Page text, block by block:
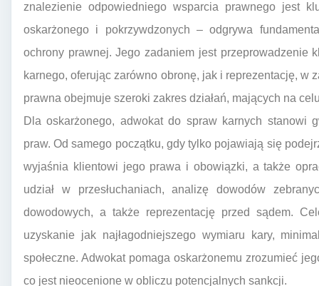
znalezienie odpowiedniego wsparcia prawnego jest
oskarżonego i pokrzywdzonych – odgrywa
ochrony prawnej. Jego zadaniem jest przeprowadzenie
karnego, oferując zarówno obronę, jak i reprezentację, w
prawna obejmuje szeroki zakres działań, mających na
Dla oskarżonego, adwokat do spraw karnych stanowi
praw. Od samego początku, gdy tylko pojawiają się
wyjaśnia klientowi jego prawa i obowiązki, a także
udział w przesłuchaniach, analizę dowodów
dowodowych, a także reprezentację przed sądem.
uzyskanie jak najłagodniejszego wymiaru kary,
społeczne. Adwokat pomaga oskarżonemu zrozumieć
co jest nieocenione w obliczu potencjalnych sankcji.